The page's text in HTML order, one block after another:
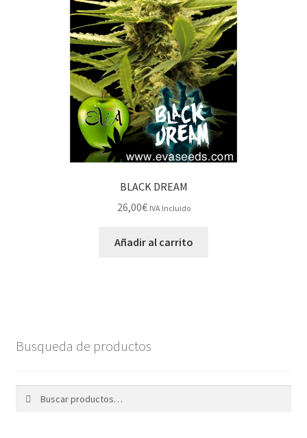
BLACK DREAM
26,00€ IVA Incluido
Añadir al carrito
Busqueda de productos